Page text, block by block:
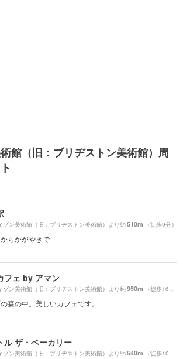
館（旧：ブリヂストン美術館）周
ゾン美術館（旧：ブリヂストン美術館）より約510m （徒歩9分）
らかがやきで
フェ by アマン
ゾン美術館（旧：ブリヂストン美術館）より約950m （徒歩16分）
森の中。美しいカフェです。
ル ザ・ベーカリー
ゾン美術館（旧：ブリヂストン美術館）より約540m （徒歩10分）